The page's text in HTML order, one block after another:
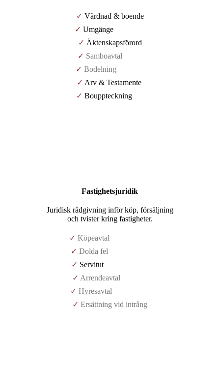
✓ Vårdnad & boende
✓ Umgänge
✓ Äktenskapsförord
✓ Samboavtal
✓ Bodelning
✓ Arv & Testamente
✓ Bouppteckning
Fastighetsjuridik
Juridisk rådgivning inför köp, försäljning
och tvister kring fastigheter.
✓ Köpeavtal
✓ Dolda fel
✓ Servitut
✓ Arrendeavtal
✓Hyresavtal
✓Ersättning vid intrång